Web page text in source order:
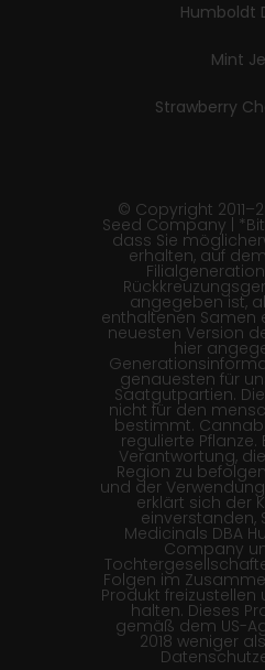
Humboldt
Mint
Strawberry
© Copyright
Seed Company |
dass Sie
erhalten, auf
angegeben ist,
enthaltenen Samen
neuesten Version
hier
genauesten für
Saatgutpartien.
nicht für den
bestimmt.
regulierte Pflanze.
Verantwortung,
Region zu
und der
erklärt sich der
einverstanden,
Medicinals DBA
Company
Folgen im
Produkt
halten. Dieses
gemäß dem US-
2018 weniger als